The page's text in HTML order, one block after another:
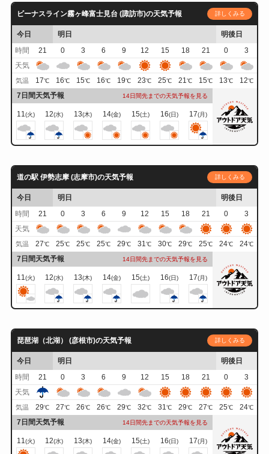
ビーナスライン霧ヶ峰富士見台 (諏訪市)の天気予報 詳しくみる
今日 明日
明後日
時間
21 0 3 6 9 12 15 18 21 0
3
天気
気温 17℃ 16℃ 15℃ 16℃ 19℃ 23℃ 25℃ 21℃ 15℃ 13℃ 12℃
7日間天気予報 14日間先までの天気予報を見る
11(火) 12(水) 13(木) 14(金) 15(土) 16(日) 17(月)
道の駅 伊勢志摩 (志摩市)の天気予報 詳しくみる
今日 明日
明後日
時間
21 0 3 6 9 12 15 18 21 0
3
天気
気温 27℃ 25℃ 25℃ 25℃ 29℃ 31℃ 30℃ 29℃ 25℃ 24℃ 24℃
7日間天気予報 14日間先までの天気予報を見る
11(火) 12(水) 13(木) 14(金) 15(土) 16(日) 17(月)
琵琶湖（北湖） (彦根市)の天気予報 詳しくみる
今日 明日
明後日
時間
21 0 3 6 9 12 15 18 21 0
3
天気
気温 29℃ 27℃ 26℃ 26℃ 29℃ 32℃ 31℃ 29℃ 27℃ 25℃ 24℃
7日間天気予報 14日間先までの天気予報を見る
11(火) 12(水) 13(木) 14(金) 15(土) 16(日) 17(月)